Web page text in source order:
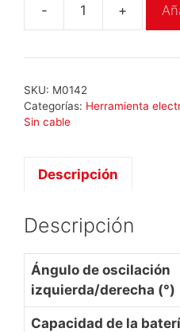
-
Milwaukee
BMT-
cantidad
+
SKU: M0142
Categorías: Herramienta
Sin cable
Descripción
Descripción
Ángulo de oscilación
izquierda/derecha (°)
Capacidad de la